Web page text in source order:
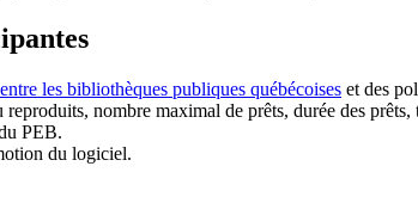
les bibliothèques publiques québécoises et des
reproduits, nombre maximal de prêts, durée des
PEB.
du logiciel.